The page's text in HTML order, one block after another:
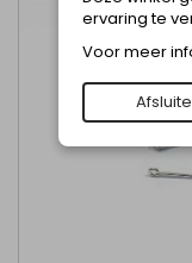
ervaring te
Voor meer